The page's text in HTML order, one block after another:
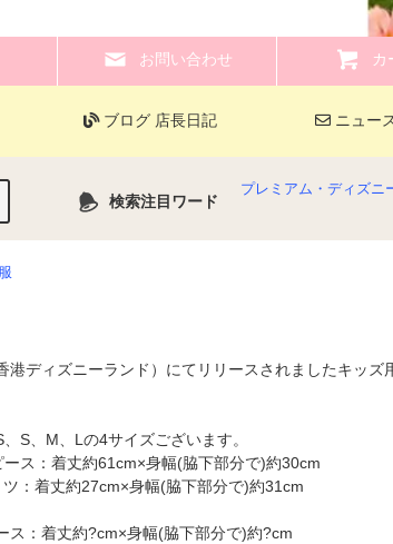
お問い合わせ カ
ブログ 店長日記 ニュー
検索注目ワード
プレミアム・ディズニ
港ディズニーランド）にてリリースされましたキッ
S、M、Lの4サイズございます。
丈約61cm×身幅(脇下部分で)約30cm
27cm×身幅(脇下部分で)約31cm
丈約?cm×身幅(脇下部分で)約?cm